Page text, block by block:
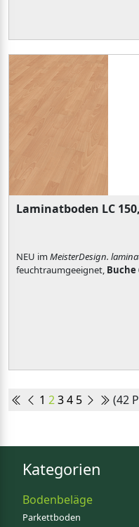
Laminatboden LC
NEU imMeisterDesign.
feuchtraumgeeignet, Buche
1 234 5 (42
Kategorien
Bodenbeläge
Parkettboden